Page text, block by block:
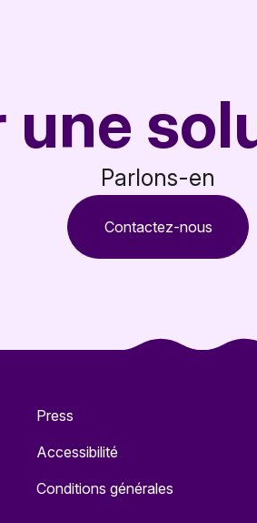
une
Parlons-en
Contactez-nous
Press
Accessibilité
Conditions générales